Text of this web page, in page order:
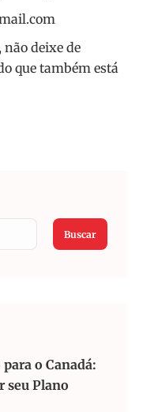
não deixe de
que também está
Buscar
o Canadá:
seu Plano